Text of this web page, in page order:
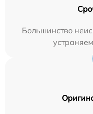
Большинство